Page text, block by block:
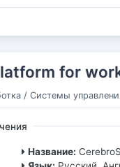
for
/ Системы
Название: